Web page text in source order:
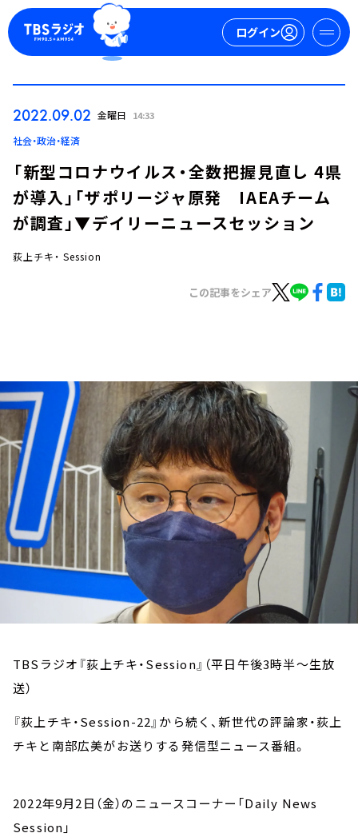
ログイン
イベント・グッズ
YouTube
会社情報
2022.09.02 金曜日 14:33
社会・政治・経済
「新型コロナウイルス・全数把握見直し 4県
が導入」「ザポリージャ原発 IAEAチーム
が調査」▼デイリーニュースセッション
荻上チキ・ Session
この記事をシェア
TBSラジオ『荻上チキ・Session』（平日午後3時半～生放
送）
『荻上チキ・Session-22』から続く、新世代の評論家・荻上
チキと南部広美がお送りする発信型ニュース番組。
2022年9月2日（金）のニュースコーナー「Daily News
Session」